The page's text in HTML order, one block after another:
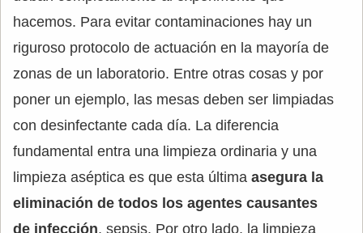
hacemos. Para evitar contaminaciones hay un
riguroso protocolo de actuación en la mayoría de
zonas de un laboratorio. Entre otras cosas y por
poner un ejemplo, las mesas deben ser limpiadas
con desinfectante cada día. La diferencia
fundamental entra una limpieza ordinaria y una
limpieza aséptica es que esta última asegura la
eliminación de todos los agentes causantes
de infección, sepsis. Por otro lado, la limpieza